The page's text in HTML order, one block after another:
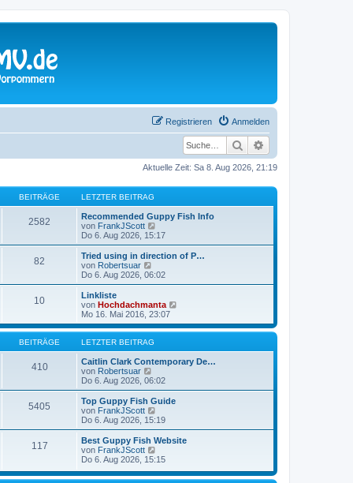
Anmelden
Registrieren
Suche
Aktuelle Zeit: Sa 8. Aug 2026, 21:19
BEITRÄGE LETZTER BEITRAG
2582
Recommended Guppy Fish Info
von FrankJScott
e
u
e
t
B
e
i
t
Do 6. Aug 2026, 15:17
82
Tried using in direction of P…
von Robertsuar
e
u
s
t
r
B
e
i
r
g
Do 6. Aug 2026, 06:02
10
Linkliste
von Hochdachmanta
u
e
t
e
e
g
Mo 16. Mai 2016, 23:07
BEITRÄGE LETZTER BEITRAG
410
Caitlin Clark Contemporary De…
von Robertsuar
e
u
e
s
t
r
B
e
i
t
Do 6. Aug 2026, 06:02
5405
Top Guppy Fish Guide
von FrankJScott
e
u
e
t
r
Do 6. Aug 2026, 15:19
117
Best Guppy Fish Website
von FrankJScott
e
e
Do 6. Aug 2026, 15:15